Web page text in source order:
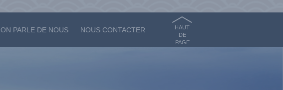
ON PARLE DE NOUS NOUS CONTACTER
HAUT
DE
PAGE